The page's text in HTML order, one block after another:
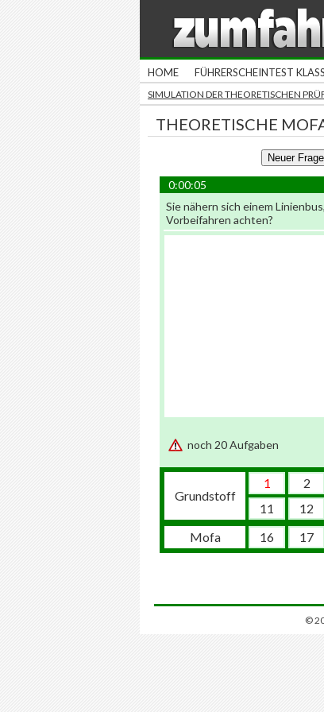
HOME FÜHRERSCHEINTEST
SIMULATION DER THEORETISCHEN
THEORETISCHE
0:00:05
Sie nähern sich einem
Vorbeifahren achten?
noch 20 Aufgaben
Grundstoff
1 2
11
12
Mofa
16 17
©